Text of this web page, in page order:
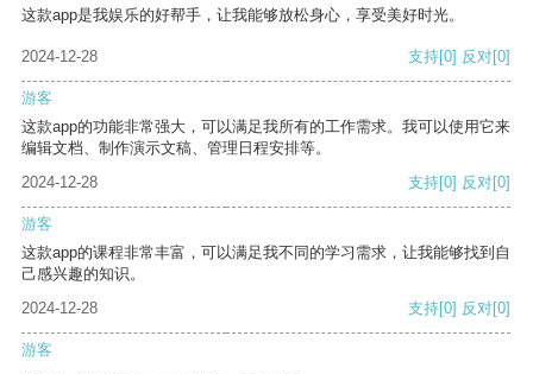
这款app是我娱乐的好帮手，让我能够放松身心，享受美好时光。
2024-12-28 支持[0] 反对[0]
游客
这款app的功能非常强大，可以满足我所有的工作需求。我可以使用它来
编辑文档、制作演示文稿、管理日程安排等。
2024-12-28
支持[0] 反对[0]
游客
这款app的课程非常丰富，可以满足我不同的学习需求，让我能够找到自
己感兴趣的知识。
2024-12-28
支持[0] 反对[0]
游客